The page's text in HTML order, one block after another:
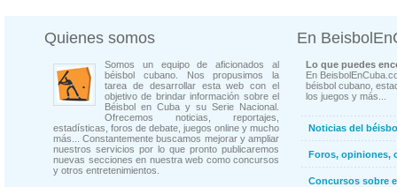
Quienes somos
Somos un equipo de aficionados al
béisbol cubano. Nos propusimos la
tarea de desarrollar esta web con el
objetivo de brindar información sobre el
Béisbol en Cuba y su Serie Nacional.
Ofrecemos noticias, reportajes,
estadísticas, foros de debate, juegos online y mucho
más... Constantemente buscamos mejorar y ampliar
nuestros servicios por lo que pronto publicaremos
nuevas secciones en nuestra web como concursos
y otros entretenimientos.
En
Lo que puedes
En
béisbol cubano,
los juegos y más...
Noticias del
Foros, opiniones,
Concursos sobre